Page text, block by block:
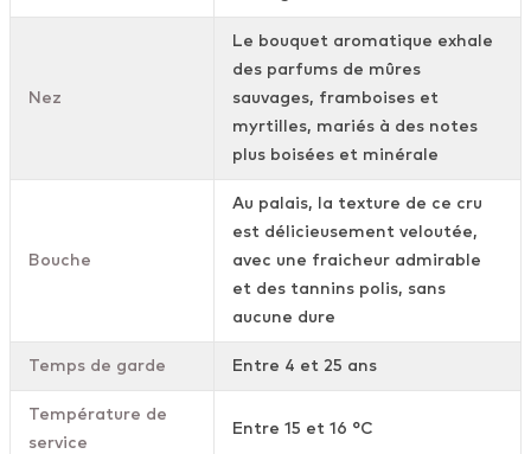
Nez
Le bouquet aromatique exhale
des parfums de mûres
sauvages, framboises et
myrtilles, mariés à des notes
plus boisées et minérale
Bouche
Au palais, la texture de ce cru
est délicieusement veloutée,
avec une fraicheur admirable
et des tannins polis, sans
aucune dure
Temps de garde Entre 4 et 25 ans
Température de
service
Entre 15 et 16 °C